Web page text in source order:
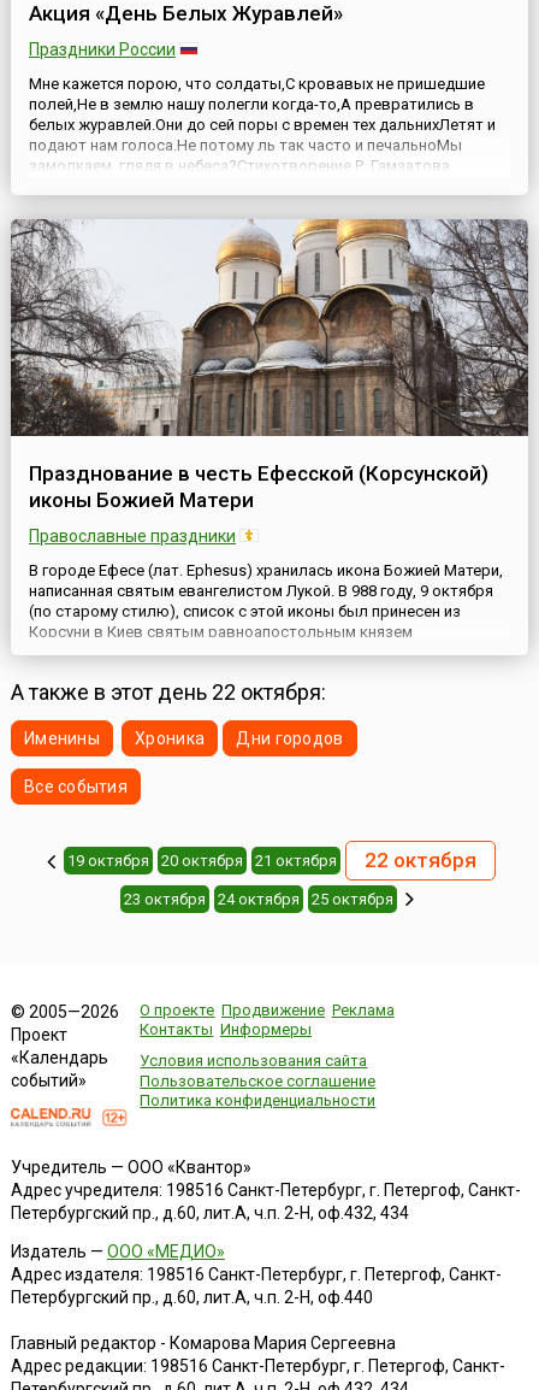
Акция «День Белых Журавлей»
Праздники России
Мне кажется порою, что солдаты,С кровавых не пришедшие
полей,Не в землю нашу полегли когда-то,А превратились в
белых журавлей.Они до сей поры с времен тех дальнихЛетят и
подают нам голоса.Не потому ль так часто и печальноМы
замолкаем, глядя в небеса?Стихотворение Р. Гамзатова
Празднование в честь Ефесской (Корсунской)
иконы Божией Матери
Православные праздники
В городе Ефесе (лат. Ephesus) хранилась икона Божией Матери,
написанная святым евангелистом Лукой. В 988 году, 9 октября
(по старому стилю), список с этой иконы был принесен из
Корсуни в Киев святым равноапостольным князем
Владимиром и получил название Корсунской иконы. Позже эта
в Кремлевский Успенский собор. Другой подобный обр...
А также в этот день 22 октября:
Именины Хроника Дни городов
Все события
19 октября 20 октября 21 октября 22 октября
23 октября 24 октября 25 октября
© 2005—2026
Проект
«Календарь
событий»
О проекте Продвижение Реклама
Контакты Информеры
Условия использования сайта
Пользовательское соглашение
Политика конфиденциальности
Учредитель — ООО «Квантор»
Адрес учредителя: 198516 Санкт-Петербург, г. Петергоф, Санкт-
Петербургский пр., д.60, лит.А, ч.п. 2-Н, оф.432, 434
Издатель — ООО «МЕДИО»
Адрес издателя: 198516 Санкт-Петербург, г. Петергоф, Санкт-
Петербургский пр., д.60, лит.А, ч.п. 2-Н, оф.440
Главный редактор - Комарова Мария Сергеевна
Адрес редакции: 198516 Санкт-Петербург, г. Петергоф, Санкт-